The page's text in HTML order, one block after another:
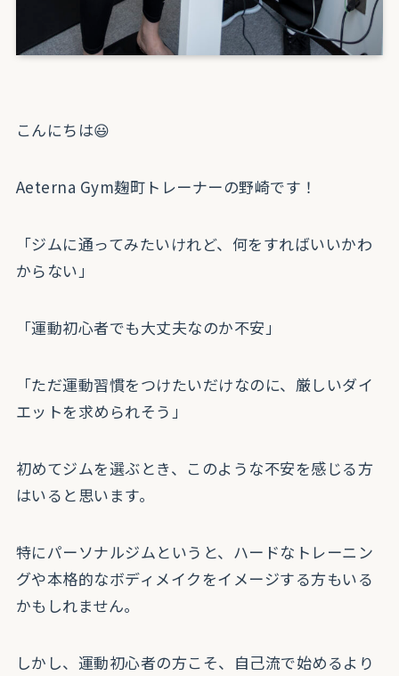
こんにちは😃
Aeterna Gym麹町トレーナーの野崎です！
「ジムに通ってみたいけれど、何をすればいいかわ
からない」
「運動初心者でも大丈夫なのか不安」
「ただ運動習慣をつけたいだけなのに、厳しいダイ
エットを求められそう」
初めてジムを選ぶとき、このような不安を感じる方
はいると思います。
特にパーソナルジムというと、ハードなトレーニン
グや本格的なボディメイクをイメージする方もいる
かもしれません。
しかし、運動初心者の方こそ、自己流で始めるより